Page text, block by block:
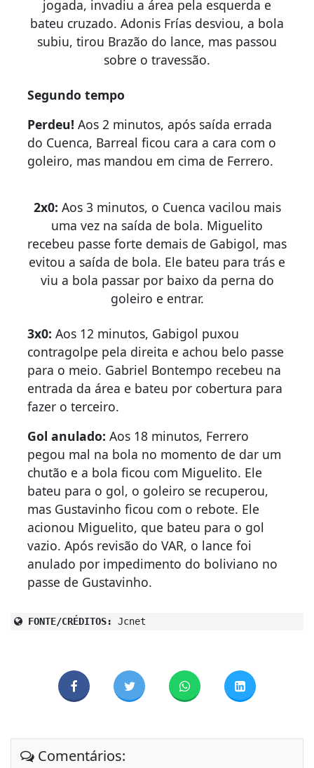
jogada, invadiu a área pela esquerda e
bateu cruzado. Adonis Frías desviou, a bola
subiu, tirou Brazão do lance, mas passou
sobre o travessão.
Segundo tempo
Perdeu! Aos 2 minutos, após saída errada
do Cuenca, Barreal ficou cara a cara com o
goleiro, mas mandou em cima de Ferrero.
2x0: Aos 3 minutos, o Cuenca vacilou mais
uma vez na saída de bola. Miguelito
recebeu passe forte demais de Gabigol, mas
evitou a saída de bola. Ele bateu para trás e
viu a bola passar por baixo da perna do
goleiro e entrar.
3x0: Aos 12 minutos, Gabigol puxou
contragolpe pela direita e achou belo passe
para o meio. Gabriel Bontempo recebeu na
entrada da área e bateu por cobertura para
fazer o terceiro.
Gol anulado: Aos 18 minutos, Ferrero
pegou mal na bola no momento de dar um
chutão e a bola ficou com Miguelito. Ele
bateu para o gol, o goleiro se recuperou,
mas Gustavinho ficou com o rebote. Ele
acionou Miguelito, que bateu para o gol
vazio. Após revisão do VAR, o lance foi
anulado por impedimento do boliviano no
passe de Gustavinho.
FONTE/CRÉDITOS: Jcnet
Comentários: